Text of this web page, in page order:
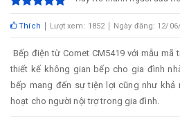
Thích Lượt xem: 1852 Ngày đăng: 12/
Bếp điện từ Comet CM5419 với mẫu mã
thiết kế không gian bếp cho gia đình
bếp mang đến sự tiện lợi cũng như khả
hoạt cho người nội trợ trong gia đình.